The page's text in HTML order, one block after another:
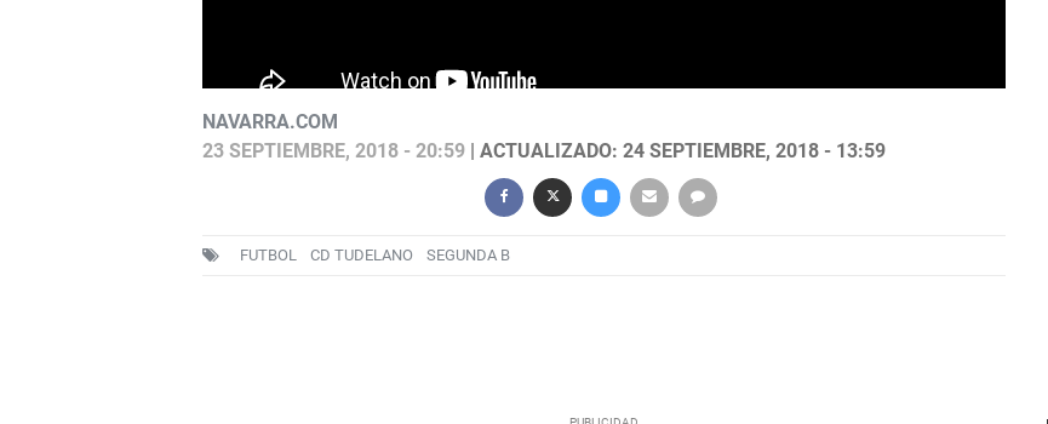
NAVARRA.COM
23 SEPTIEMBRE, 2018 - 20:59| ACTUALIZADO: 24 SEPTIEMBRE, 2018 - 13:59
FUTBOL CD TUDELANO SEGUNDA B